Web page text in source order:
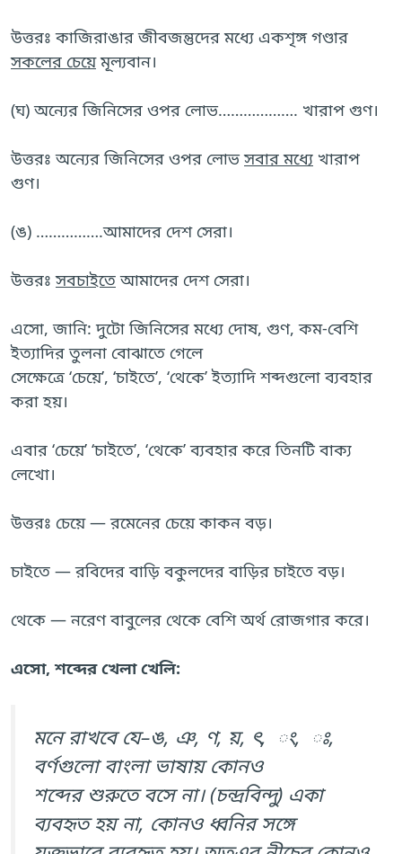
উত্তরঃ কাজিরাঙার জীবজন্তুদের মধ্যে একশৃঙ্গ গণ্ডার
সকলের চেয়েমূল্যবান।
(ঘ) অন্যের জিনিসের ওপর লোভ………………. খারাপ গুণ।
উত্তরঃ অন্যের জিনিসের ওপর লোভসবার মধ্যে খারাপ
গুণ।
(ঙ) …………….আমাদের দেশ সেরা।
উত্তরঃসবচাইতেআমাদের দেশ সেরা।
এসো, জানি: দুটো জিনিসের মধ্যে দোষ, গুণ, কম-বেশি
ইত্যাদির তুলনা বোঝাতে গেলে
সেক্ষেত্রে ‘চেয়ে’, ‘চাইতে’, ‘থেকে’ ইত্যাদি শব্দগুলো ব্যবহার
করা হয়।
এবার ‘চেয়ে’ ‘চাইতে’, ‘থেকে’ ব্যবহার করে তিনটি বাক্য
লেখো।
উত্তরঃ চেয়ে — রমেনের চেয়ে কাকন বড়।
চাইতে — রবিদের বাড়ি বকুলদের বাড়ির চাইতে বড়।
থেকে — নরেণ বাবুলের থেকে বেশি অর্থ রোজগার করে।
এসো, শব্দের খেলা খেলি:
মনে রাখবে যে–ঙ, ঞ, ণ, য়, ৎ, ং, ঃ,
বর্ণগুলো বাংলা ভাষায় কোনও
শব্দের শুরুতে বসে না। (চন্দ্রবিন্দু) একা
ব্যবহৃত হয় না, কোনও ধ্বনির সঙ্গে